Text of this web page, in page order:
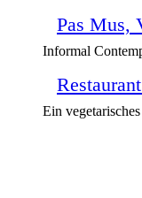
Pas Mus,
Informal
Ein